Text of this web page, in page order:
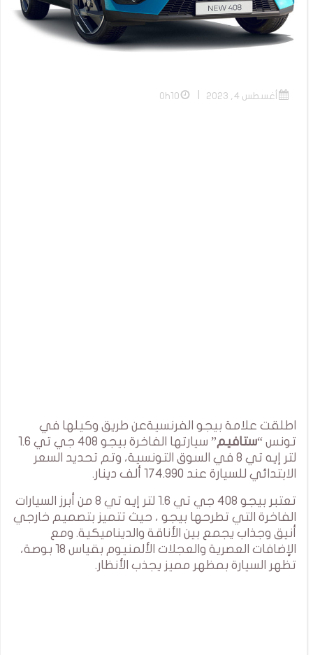
أغسطس 4, 2023 0h10
اطلقت علامة بيجو الفرنسيةعن طريق وكيلها في
تونس “ستافيم
” سيارتها الفاخرة بيجو 408 جي تي 1.6
لتر إيه تي 8 في السوق التونسية، وتم تحديد السعر
الابتدائي للسيارة عند 174.990 ألف دينار.
تعتبر بيجو 408 جي تي 1.6 لتر إيه تي 8 من أبرز السيارات
الفاخرة التي تطرحها بيجو ، حيث تتميز بتصميم خارجي
أنيق وجذاب يجمع بين الأناقة والديناميكية. ومع
الإضافات العصرية والعجلات الألمنيوم بقياس 18 بوصة،
تظهر السيارة بمظهر مميز يجذب الأنظار.